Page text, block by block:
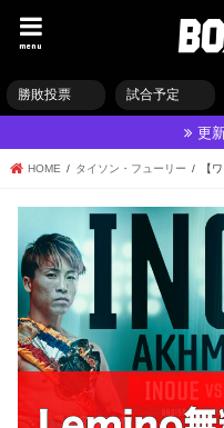
menu
勝敗投票 試合予定
更
HOME タイソン・フューリー 【